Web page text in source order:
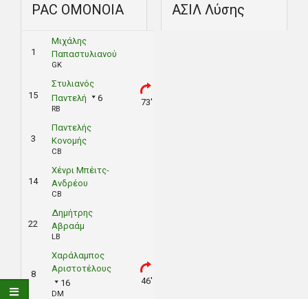
PAC ΟΜΟΝΟΙΑ
1
Μιχάλης
Παπαστυλιανού
GK
15
Στυλιανός
Παντελή
6
RB
73'
3
Παντελής
Κονομής
CB
14
Χένρι Μπέιτς-
Ανδρέου
CB
22
Δημήτρης
Αβραάμ
LB
8
Χαράλαμπος
Αριστοτέλους
16
DM
46'
ΑΣΙΛ Λύσης